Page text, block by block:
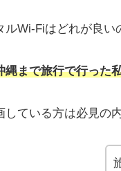
Wi-Fiはどれが良い
縄まで旅行で行った
ている方は必見の内